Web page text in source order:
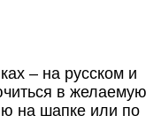
– на русском и
в желаемую
на шапке или по